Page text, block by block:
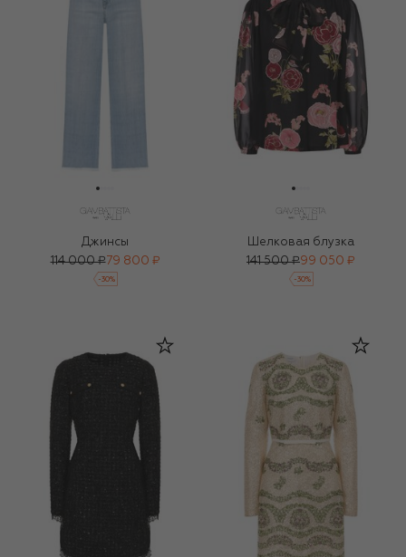
Джинсы
114 000 ₽79 800 ₽
-30%
Шелковая блузка
141 500 ₽99 050 ₽
-30%